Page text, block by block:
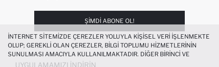
ŞIMDI ABONE OL!
UYGULAMAMIZI İNDIRIN
İNTERNET SITEMIZDE ÇEREZLER YOLUYLA KIŞISEL VERI IŞLENMEKTE
OLUP; GEREKLI OLAN ÇEREZLER, BILGI TOPLUMU HIZMETLERININ
SUNULMASI AMACIYLA KULLANILMAKTADIR. DIĞER BIRINCI VE
ÜÇÜNCÜ TARAF ÇEREZLER ISE SIZE DAHA IYI BIR ALIŞVERIŞ